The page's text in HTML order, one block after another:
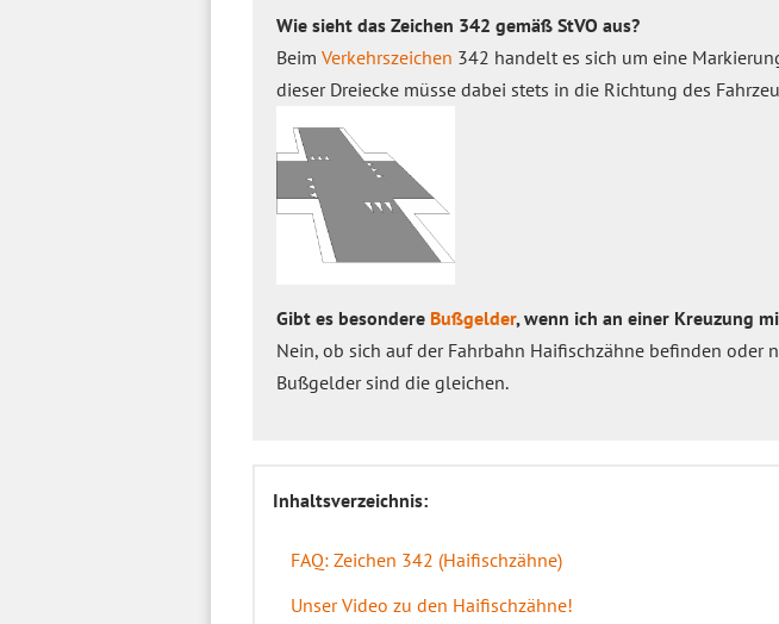
Wie sieht das Zeichen 342 gemäß StVO aus?
Beim Verkehrszeichen 342 handelt es sich um eine
dieser Dreiecke müsse dabei stets in die Richtung des
Gibt es besondere Bußgelder, wenn ich an einer Kreuzung
Nein, ob sich auf der Fahrbahn Haifischzähne befinden oder
Bußgelder sind die gleichen.
Inhaltsverzeichnis:
FAQ: Zeichen 342 (Haifischzähne)
Unser Video zu den Haifischzähne!